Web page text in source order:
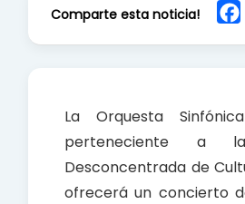
Comparte esta noticia!
o
La Orquesta
perteneciente a
Desconcentrada de
ofrecerá un concierto